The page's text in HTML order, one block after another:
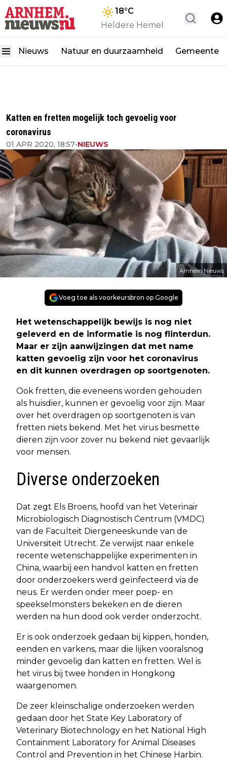
18°C
Heldere Hemel
Nieuws Natuur en duurzaamheid Gemeente
Katten en fretten mogelijk toch gevoelig voor
coronavirus
01 APR 2020, 18:57•NIEUWS
Arnhem Nieuws
Voeg toe als voorkeursbron op Google
Het wetenschappelijk bewijs is nog niet
geleverd en de informatie is nog flinterdun.
Maar er zijn aanwijzingen dat met name
katten gevoelig zijn voor het coronavirus
en dit kunnen overdragen op soortgenoten.
Ook fretten, die eveneens worden gehouden
als huisdier, kunnen er gevoelig voor zijn. Maar
over het overdragen op soortgenoten is van
fretten niets bekend. Met het virus besmette
dieren zijn voor zover nu bekend niet gevaarlijk
voor mensen.
Diverse onderzoeken
Dat zegt Els Broens, hoofd van het Veterinair
Microbiologisch Diagnostisch Centrum (VMDC)
van de Faculteit Diergeneeskunde van de
Universiteit Utrecht. Ze verwijst naar enkele
recente wetenschappelijke experimenten in
China, waarbij een handvol katten en fretten
door onderzoekers werd geïnfecteerd via de
neus. Er werden onder meer poep- en
speekselmonsters bekeken en de dieren
werden na hun dood ook verder onderzocht.
Er is ook onderzoek gedaan bij kippen, honden,
eenden en varkens, maar die lijken vooralsnog
minder gevoelig dan katten en fretten. Wel is
het virus bij twee honden in Hongkong
waargenomen.
De zeer kleinschalige onderzoeken werden
gedaan door het State Key Laboratory of
Veterinary Biotechnology en het National High
Containment Laboratory for Animal Diseases
Control and Prevention in het Chinese Harbin.